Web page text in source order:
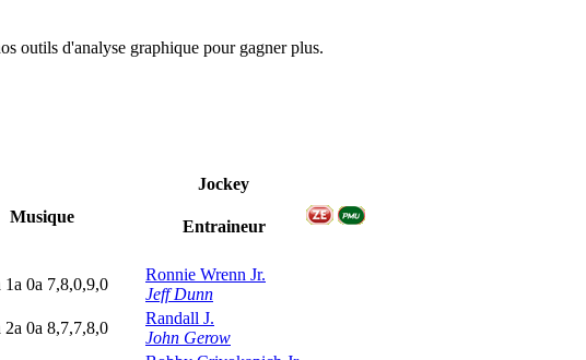
outils d'analyse graphique pour gagner plus.
Musique
Jockey
Entraineur
1a 0a 7,8,0,9,0
Ronnie Wrenn Jr.
Jeff Dunn
2a 0a 8,7,7,8,0
Randall J.
John Gerow